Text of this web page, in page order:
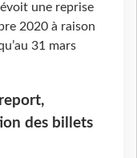
une reprise
2020 à raison
31 mars
des billets